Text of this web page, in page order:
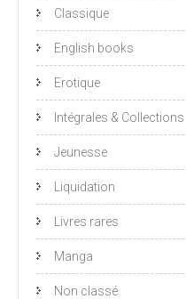
Classique
English books
Erotique
Intégrales & Collections
Jeunesse
Liquidation
Livres rares
Manga
Non classé